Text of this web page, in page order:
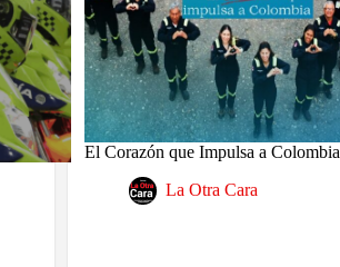
El Corazón que Impulsa a Colombia
La Otra Cara